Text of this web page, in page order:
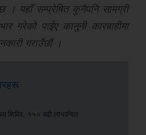
। यहाँ सम्प्रेषित कुनैपनि सामग्री
गरेको पाईए कानुनी कारबाहीमा
गराउँछौं ।
शिविर, १५० बढी लाभान्वित